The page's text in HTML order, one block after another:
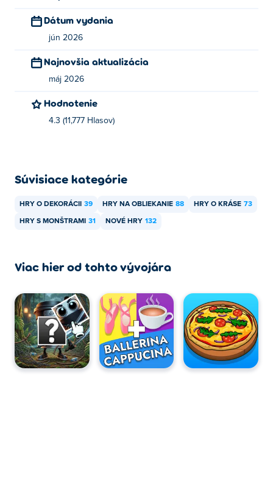
Guess the Emojis!
zadarmo?
Poki.
mobilných zariadeniach, ako sú telefóny a tablety.
Dátum vydania
jún 2026
Najnovšia aktualizácia
máj 2026
Hodnotenie
4.3 (11,777 Hlasov)
Súvisiace kategórie
HRY O DEKORÁCII 39 HRY NA OBLIEKANIE 88 HRY O KRÁSE 73
HRY S MONŠTRAMI 31 NOVÉ HRY 132
Viac hier od tohto vývojára